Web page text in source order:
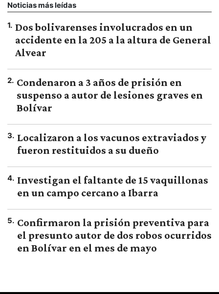
Noticias más leídas
1. Dos bolivarenses involucrados en un
accidente en la 205 a la altura de General
Alvear
2. Condenaron a 3 años de prisión en
suspenso a autor de lesiones graves en
Bolívar
3. Localizaron a los vacunos extraviados y
fueron restituidos a su dueño
4. Investigan el faltante de 15 vaquillonas
en un campo cercano a Ibarra
5. Confirmaron la prisión preventiva para
el presunto autor de dos robos ocurridos
en Bolívar en el mes de mayo